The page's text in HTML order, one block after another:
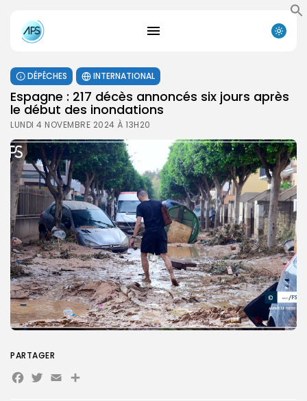
DÉPÊCHES INTERNATIONAL
Espagne : 217 décès annoncés six jours après
le début des inondations
LUNDI 4 NOVEMBRE 2024 À 13H20
PARTAGER
Facebook
Twitter
EmailPartager